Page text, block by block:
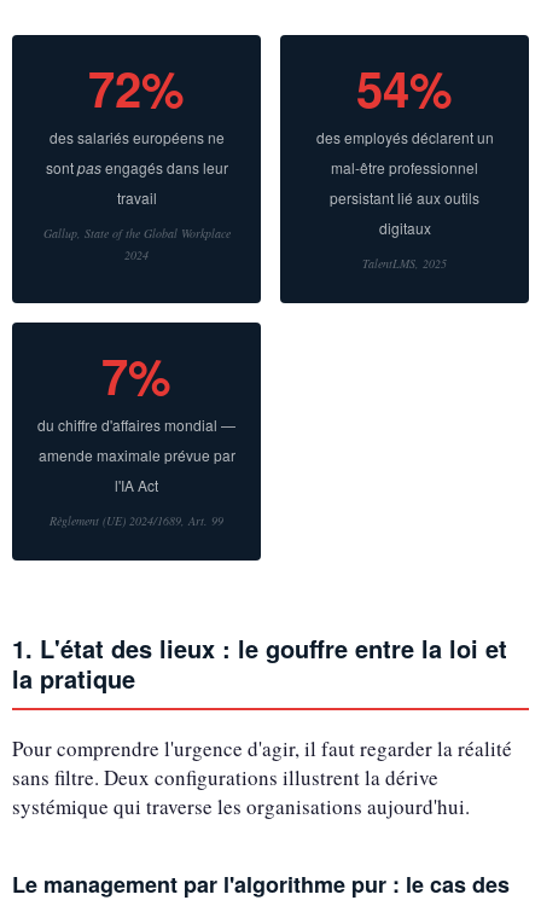
72%
des salariés européens ne
sontpasengagés dans leur
travail
Gallup, State of the Global Workplace
2024
54%
des employés déclarent un
mal-être professionnel
persistant lié aux outils
digitaux
TalentLMS, 2025
7%
du chiffre d'affaires mondial —
amende maximale prévue par
l'IA Act
Règlement (UE) 2024/1689, Art. 99
1. L'état des lieux : le gouffre entre la loi et
la pratique
Pour comprendre l'urgence d'agir, il faut regarder la réalité
sans filtre. Deux configurations illustrent la dérive
systémique qui traverse les organisations aujourd'hui.
Le management par l'algorithme pur : le cas des